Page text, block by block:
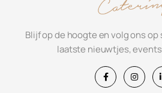
Blijf op de hoogte en volg ons op
laatste nieuwtjes,